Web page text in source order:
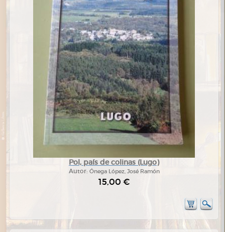
Pol, país de colinas (Lugo)
Autor: Ónega López, José Ramón
15,00 €